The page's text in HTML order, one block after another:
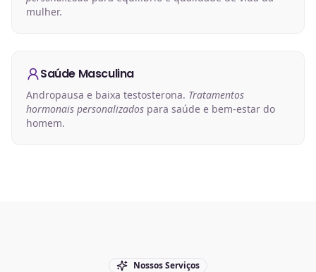
mulher.
Saúde Masculina
Andropausa e baixa testosterona. Tratamentos
hormonais personalizados para saúde e bem-estar do
homem.
Nossos Serviços